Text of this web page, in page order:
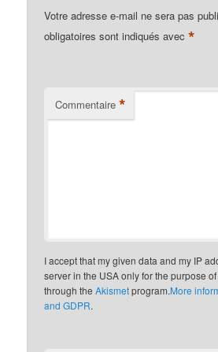
Votre adresse e-mail ne sera pas
obligatoires sont indiqués avec*
Commentaire *
I accept that my given data and my IP
server in the USA only for the purpose
through theAkismetprogram.More
and GDPR.